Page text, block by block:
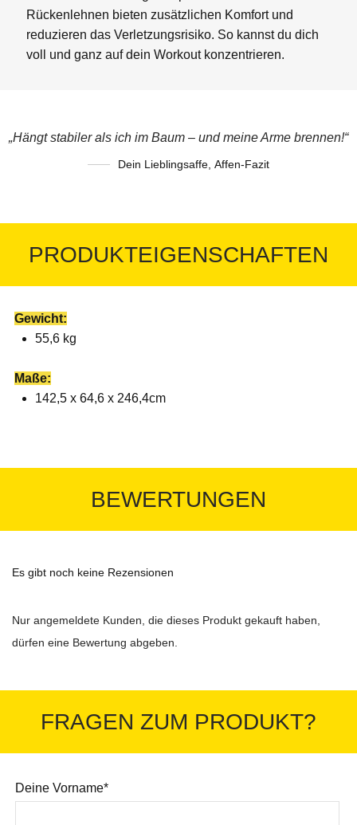
Rückenlehnen bieten zusätzlichen Komfort und
reduzieren das Verletzungsrisiko. So kannst du dich
voll und ganz auf dein Workout konzentrieren.
„Hängt stabiler als ich im Baum – und meine Arme brennen!“
Dein Lieblingsaffe Affen-Fazit
PRODUKTEIGENSCHAFTEN
Gewicht:
55,6 kg
Maße:
142,5 x 64,6 x 246,4cm
BEWERTUNGEN
Es gibt noch keine Rezensionen
Nur angemeldete Kunden, die dieses Produkt gekauft haben,
dürfen eine Bewertung abgeben.
FRAGEN ZUM PRODUKT?
Deine Vorname*